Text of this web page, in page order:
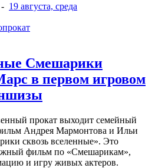
- 19 августа, среда
Смешарики
в первом игровом
прокат выходит семейный
Андрея Мармонтова и Ильи
сквозь вселенные». Это
фильм по «Смешарикам»,
и игру живых актеров.